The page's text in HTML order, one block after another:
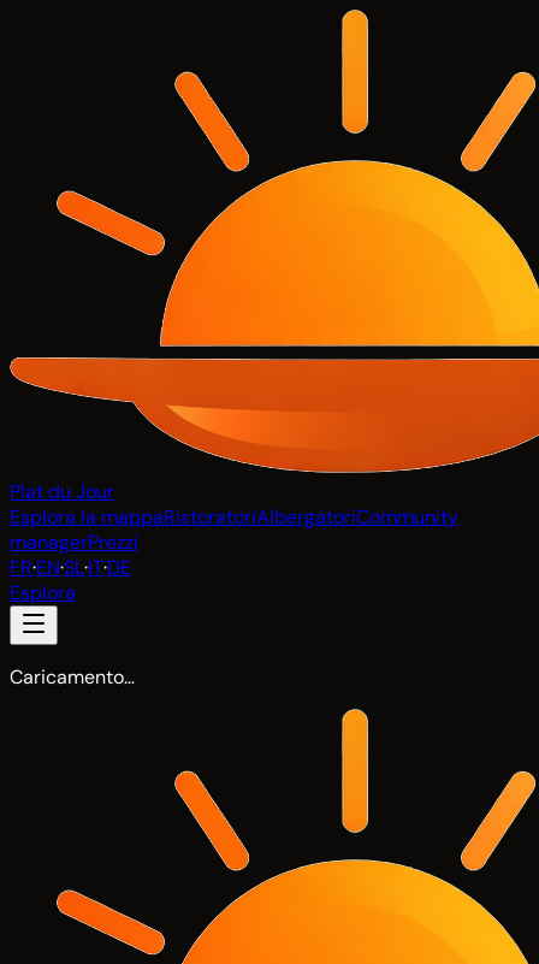
Plat du Jour
Esplora la mappaRistoratoriAlbergatoriCommunity
managerPrezzi
FR·EN·SL·IT·DE
Esplora
Caricamento…